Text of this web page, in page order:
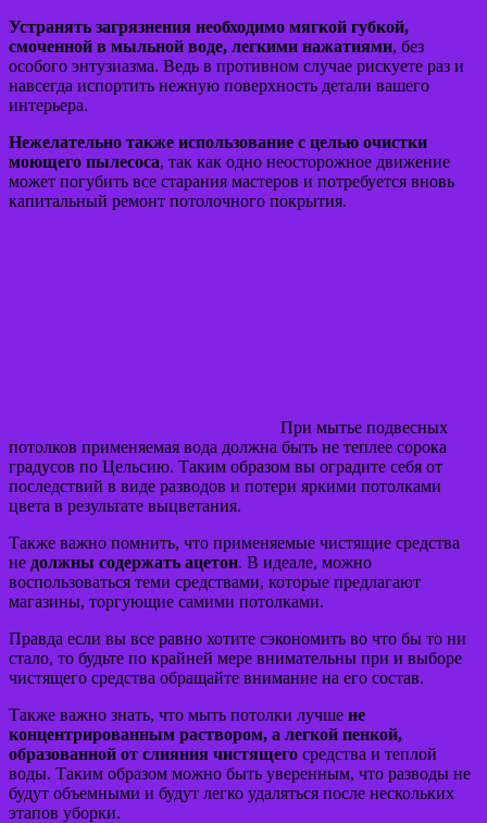
Устранять загрязнения необходимо мягкой губкой,
смоченной в мыльной воде, легкими нажатиями, без
особого энтузиазма. Ведь в противном случае рискуете раз и
навсегда испортить нежную поверхность детали вашего
интерьера.
Нежелательно также использование с целью очистки
моющего пылесоса, так как одно неосторожное движение
может погубить все старания мастеров и потребуется вновь
капитальный ремонт потолочного покрытия.
При мытье подвесных
потолков применяемая вода должна быть не теплее сорока
градусов по Цельсию. Таким образом вы оградите себя от
последствий в виде разводов и потери яркими потолками
цвета в результате выцветания.
Также важно помнить, что применяемые чистящие средства
не должны содержать ацетон. В идеале, можно
воспользоваться теми средствами, которые предлагают
магазины, торгующие самими потолками.
Правда если вы все равно хотите сэкономить во что бы то ни
стало, то будьте по крайней мере внимательны при и выборе
чистящего средства обращайте внимание на его состав.
Также важно знать, что мыть потолки лучше не
концентрированным раствором, а легкой пенкой,
образованной от слияния чистящего средства и теплой
воды. Таким образом можно быть уверенным, что разводы не
будут объемными и будут легко удаляться после нескольких
этапов уборки.